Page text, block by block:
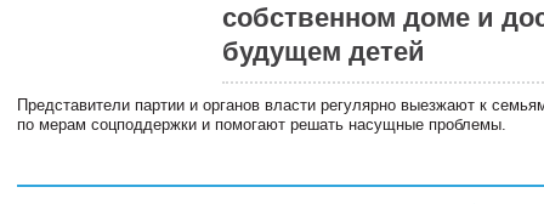
собственном доме и
будущем детей
Представители партии и органов власти регулярно выезжают к
по мерам соцподдержки и помогают решать насущные проблемы.